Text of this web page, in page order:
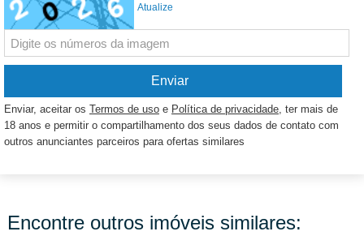
Atualize
Enviar, aceitar os Termos de uso e Política de privacidade, ter mais de
18 anos e permitir o compartilhamento dos seus dados de contato com
outros anunciantes parceiros para ofertas similares
Encontre outros imóveis similares: